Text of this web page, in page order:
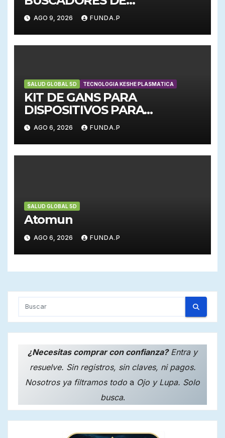
CONOCIMIENTO
AGO 9, 2026 FUNDA.P
SALUD GLOBAL 5D TECNOLOGIA KESHE PLASMATICA
KIT DE GANS PARA
DISPOSITIVOS PARA
EMERGENCIAS
AGO 6, 2026 FUNDA.P
SALUD GLOBAL 5D
Atomun
AGO 6, 2026 FUNDA.P
¿Necesitas comprar con confianza?Entra y
resuelve. Sin registros, sin claves, ni pagos.
Nosotros ya filtramos todo a Ojo y Lupa. Solo
busca.